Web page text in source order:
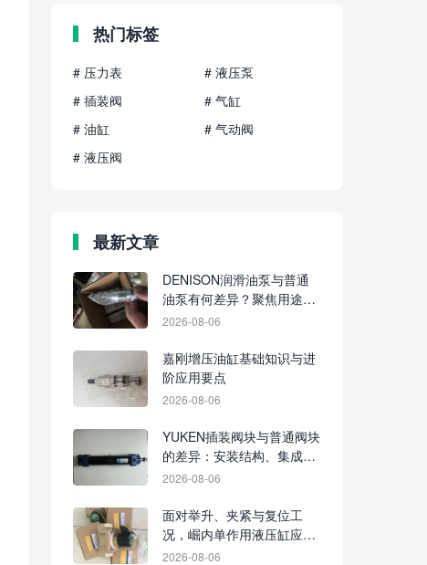
热门标签
# 压力表
# 液压泵
# 插装阀
# 气缸
# 油缸
# 气动阀
# 液压阀
最新文章
DENISON润滑油泵与普通
油泵有何差异？聚焦用途、
介质与供油方式
2026-08-06
嘉刚增压油缸基础知识与进
阶应用要点
2026-08-06
YUKEN插装阀块与普通阀块
的差异：安装结构、集成水
平及维护要点
2026-08-06
面对举升、夹紧与复位工
况，崛内单作用液压缸应分
别判断适配性
2026-08-06